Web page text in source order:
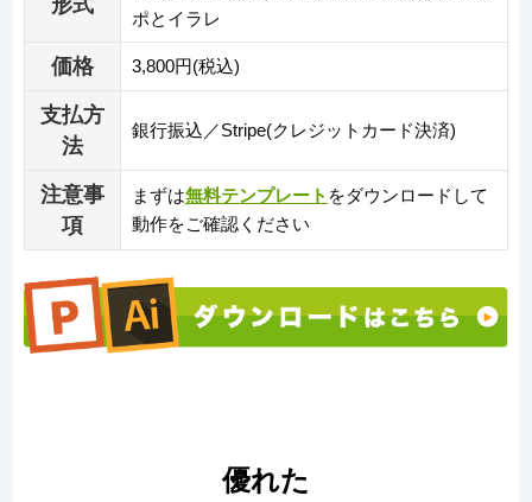
ポとイラレ
価格 3,800円(税込)
支払方
法
銀行振込／Stripe(クレジットカード決済)
注意事
項
まずは無料テンプレート をダウンロードして
動作をご確認ください
優れた